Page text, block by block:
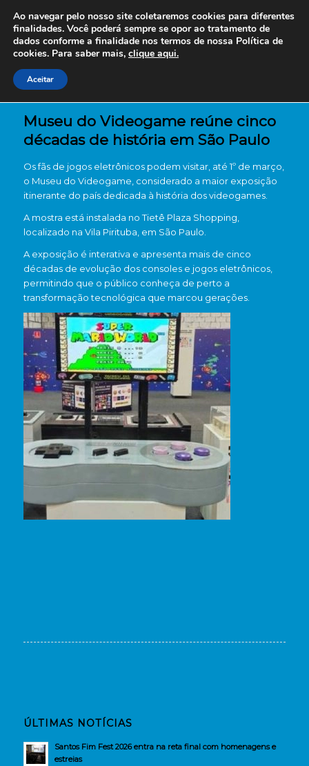
Museu do Videogame reúne cinco
décadas de história em São Paulo
Os fãs de jogos eletrônicos podem visitar, até 1º de março,
o Museu do Videogame , considerado a maior exposição
itinerante do país dedicada à história dos videogames.
A mostra está instalada noTietê Plaza Shopping
localizado na Vila Pirituba, em São Paulo
A exposição é interativa e apresenta mais de cinco
décadas de evolução dos consoles e jogos eletrônicos,
permitindo que o público conheça de perto a
transformação tecnológica que marcou gerações.
ÚLTIMAS NOTÍCIAS
Santos Fim Fest 2026 entra na reta final com homenagens e
estreias
Ao navegar pelo nosso site coletaremos cookies para diferentes
finalidades. Você poderá sempre se opor ao tratamento de
dados conforme a finalidade nos termos de nossa Política de
cookies. Para saber mais, clique aqui.
Aceitar